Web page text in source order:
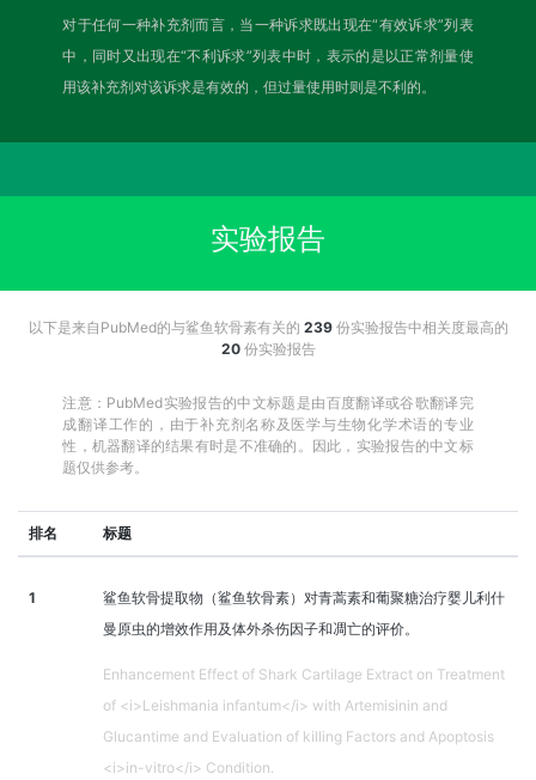
对于任何一种补充剂而言，当一种诉求既出现在“有效诉求”列表
中，同时又出现在“不利诉求”列表中时，表示的是以正常剂量使
用该补充剂对该诉求是有效的，但过量使用时则是不利的。
实验报告
以下是来自PubMed的与鲨鱼软骨素有关的 239份实验报告中相关度最高的
20份实验报告
注意：PubMed实验报告的中文标题是由百度翻译或谷歌翻译完
成翻译工作的，由于补充剂名称及医学与生物化学术语的专业
性，机器翻译的结果有时是不准确的。因此，实验报告的中文标
题仅供参考。
排名 标题
1
鲨鱼软骨提取物（鲨鱼软骨素）对青蒿素和葡聚糖治疗婴儿利什
曼原虫的增效作用及体外杀伤因子和凋亡的评价。
Enhancement Effect of Shark Cartilage Extract on Treatment
of <i>Leishmania infantum</i> with Artemisinin and
Glucantime and Evaluation of killing Factors and Apoptosis
<i>in-vitro</i> Condition.